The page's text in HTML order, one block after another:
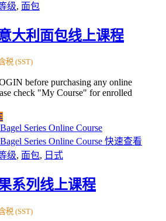
级, 面包
大利面包线上课程
税 (SST)
before purchasing any online
check "My Course" for enrolled
快速查看
级, 面包, 日式
系列线上课程
税 (SST)